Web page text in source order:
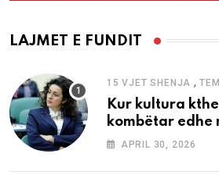
LAJMET E FUNDIT
15 VJET SHENJA ,
Kur kultura
kombëtar edhe
APRIL 30, 2026